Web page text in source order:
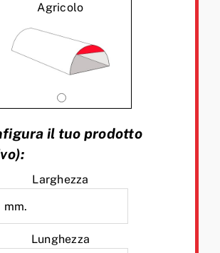
Agricolo
il tuo prodotto
Larghezza
Lunghezza